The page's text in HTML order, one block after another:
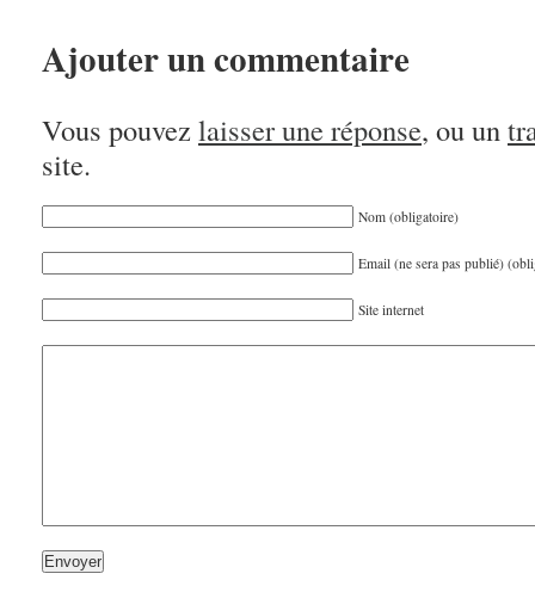
Ajouter un commentaire
Vous pouvez laisser une réponse, ou un
site.
Nom (obligatoire)
Email (ne sera pas publié)
Site internet